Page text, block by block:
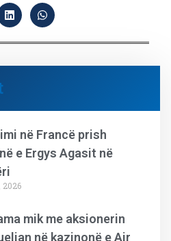
në Francë prish
e Ergys Agasit në
2026
mik me aksionerin
në kazinonë e Air